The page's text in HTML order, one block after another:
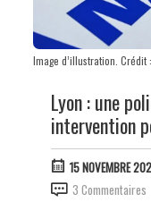
Image d’illustration. Crédit
Lyon : une
intervention
15 NOVEMBRE
3 Commentaires